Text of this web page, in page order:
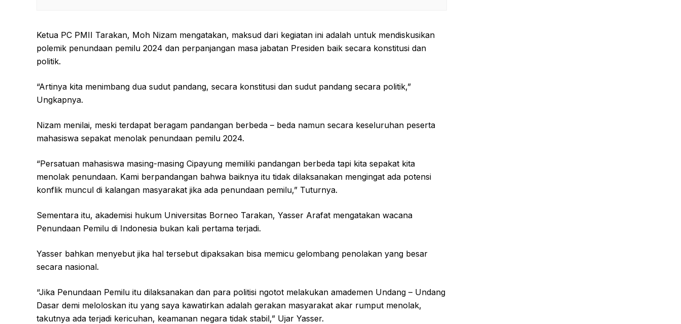
Ketua PC PMII Tarakan, Moh Nizam mengatakan, maksud dari kegiatan ini adalah untuk mendiskusikan
polemik penundaan pemilu 2024 dan perpanjangan masa jabatan Presiden baik secara konstitusi dan
politik.
“Artinya kita menimbang dua sudut pandang, secara konstitusi dan sudut pandang secara politik,”
Ungkapnya.
Nizam menilai, meski terdapat beragam pandangan berbeda – beda namun secara keseluruhan peserta
mahasiswa sepakat menolak penundaan pemilu 2024.
“Persatuan mahasiswa masing-masing Cipayung memiliki pandangan berbeda tapi kita sepakat kita
menolak penundaan. Kami berpandangan bahwa baiknya itu tidak dilaksanakan mengingat ada potensi
konflik muncul di kalangan masyarakat jika ada penundaan pemilu,” Tuturnya.
Sementara itu, akademisi hukum Universitas Borneo Tarakan, Yasser Arafat mengatakan wacana
Penundaan Pemilu di Indonesia bukan kali pertama terjadi.
Yasser bahkan menyebut jika hal tersebut dipaksakan bisa memicu gelombang penolakan yang besar
secara nasional.
“Jika Penundaan Pemilu itu dilaksanakan dan para politisi ngotot melakukan amademen Undang – Undang
Dasar demi meloloskan itu yang saya kawatirkan adalah gerakan masyarakat akar rumput menolak,
takutnya ada terjadi kericuhan, keamanan negara tidak stabil,” Ujar Yasser.